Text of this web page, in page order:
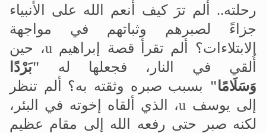
رحلته.. ألم ترَ كيف أنعم الله على الأنبياء
جزاءً لصبرهم وثباتهم في مواجهة
الابتلاءات؟ ألم تقرأ قصة إبراهيمu، حين
أُلقي في النار، فجعلها له "بَرْدًا
وَسَلَامًا" بسبب صبره وثقته به؟ ألم تنظر
إلى يوسف u، الذي ألقاه إخوته في البئر،
لكنه صبر حتى رفعه الله إلى مقام عظيم